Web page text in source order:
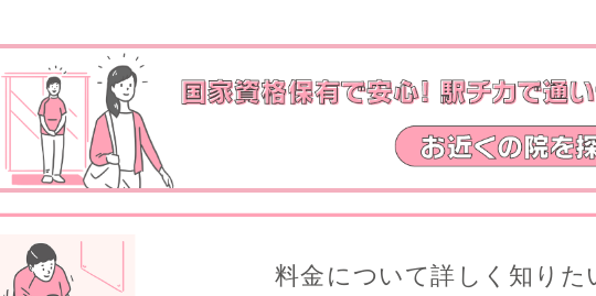
料金について詳しく知りた